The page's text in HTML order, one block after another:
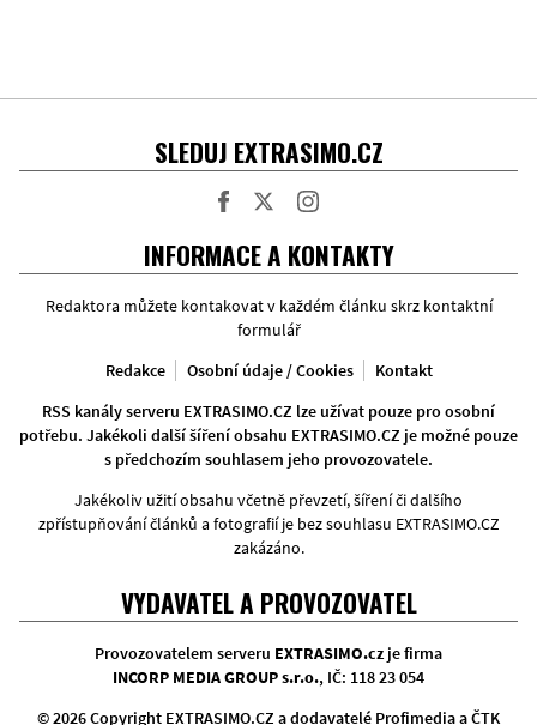
SLEDUJ EXTRASIMO.CZ
INFORMACE A KONTAKTY
Redaktora můžete kontakovat v každém článku skrz kontaktní
formulář
Redakce
Osobní údaje / Cookies
Kontakt
RSS kanály serveru EXTRASIMO.CZ lze užívat pouze pro osobní
potřebu. Jakékoli další šíření obsahu EXTRASIMO.CZ je možné pouze
s předchozím souhlasem jeho provozovatele.
Jakékoliv užití obsahu včetně převzetí, šíření či dalšího
zpřístupňování článků a fotografií je bez souhlasu EXTRASIMO.CZ
zakázáno.
VYDAVATEL A PROVOZOVATEL
Provozovatelem serveru EXTRASIMO.czje firma
INCORP MEDIA GROUP s.r.o., IČ: 118 23 054
© 2026 Copyright EXTRASIMO.CZ a dodavatelé Profimedia a ČTK